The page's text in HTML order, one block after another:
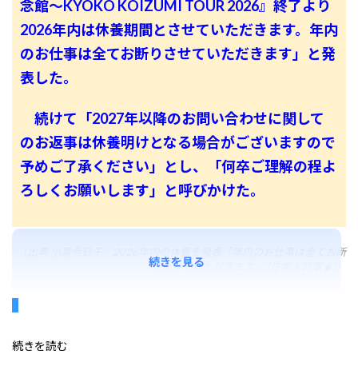
念館〜KYOKO KOIZUMI TOUR 2026』終了より
2026年内は休養期間とさせていただきます。年内
のお仕事は全てお断りさせていただきます」と発
表した。
続けて「2027年以降のお問い合わせに関して
のお返事は休養明けとなる場合がございますので
予めご了承ください」とし、「何卒ご理解の程よ
ろしくお願いします」と呼びかけた。
（出典 小泉今日子 2026年内の休養を発表「年内のお仕事は全てお断
りさせていただきます」 [征夷大将軍★]）
続きを読む
続きを見る